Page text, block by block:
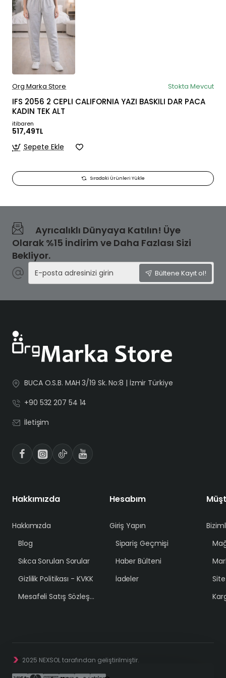
Org Marka Store Stokta Mevcut
IFS 2056 2 CEPLI CALIFORNIA YAZI BASKILI DAR PACA
KADIN TEK ALT
itibaren
517,49TL
Sepete Ekle
Sıradaki Ürünleri Yükle
Ayrıcalıklı Dünyaya Katılın! Üye
Olarak %15 İndirim ve Daha Fazlası Sizi
Bekliyor.
E-
posta
adresinizi
Bültene Kayıt ol!
BUCA O.S.B. MAH 3/19 Sk. No:8 | İzmir Türkiye
+90 532 207 54 14
İletişim
Hakkımızda
Hakkımızda
Blog
Sıkca Sorulan Sorular
Gizlilik Politikası - KVKK
Mesafeli Satış Sözleşmesi
Hesabım
Giriş Yapın
Sipariş Geçmişi
Haber Bülteni
İadeler
2025 NEXSOL tarafından geliştirilmiştir.